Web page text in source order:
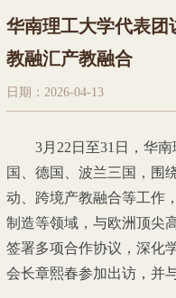
华南理工大学代表
教融汇产教融合
日期：2026-04-13
3月22日至31日，华
国、德国、波兰三国，围
动、跨境产教融合等工作
制造等领域，与欧洲顶尖
签署多项合作协议，深化
会长章熙春参加出访，并